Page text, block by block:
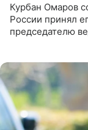
Курбан Омаров
России принял
председателю